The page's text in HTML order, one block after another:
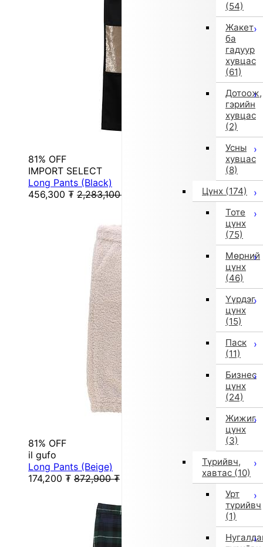
(54)
Жакет
ба
гадуур
хувцас
(61)
Дотоож,
гэрийн
хувцас
(2)
Усны
хувцас
(8)
Цүнх (174)
Тоте
цүнх
(75)
Мөрний
цүнх
(46)
Үүрдэг
цүнх
(15)
Паск
(11)
Бизнес
цүнх
(24)
Жижиг
цүнх
(3)
Түрийвч,
хавтас (10)
Урт
түрийвч
(1)
81% OFF
IMPORT SELECT
Long Pants (Black)
456,300 ₮ 2,283,100
81% OFF
il gufo
Long Pants (Beige)
174,200 ₮ 872,900 ₮